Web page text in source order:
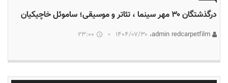
درگذشتگان ۳۰ مهر سینما ، تئاتر و موسیقی؛ ساموئل خاچیکیان
۱۴۰۴/۰۷/۳۰ 23:00